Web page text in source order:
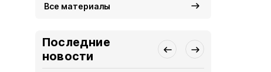
Все материалы
Последние
новости